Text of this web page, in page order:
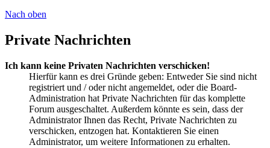
Nach oben
Private Nachrichten
Ich kann keine Privaten Nachrichten verschicken!
Hierfür kann es drei Gründe geben: Entweder Sie sind nicht
registriert und / oder nicht angemeldet, oder die Board-
Administration hat Private Nachrichten für das komplette
Forum ausgeschaltet. Außerdem könnte es sein, dass der
Administrator Ihnen das Recht, Private Nachrichten zu
verschicken, entzogen hat. Kontaktieren Sie einen
Administrator, um weitere Informationen zu erhalten.